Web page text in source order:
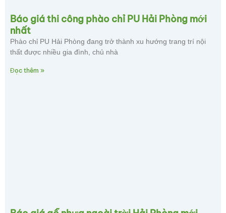
Báo giá thi công phào chỉ PU Hải Phòng mới
nhất
Phào chỉ PU Hải Phòng đang trở thành xu hướng trang trí nội
thất được nhiều gia đình, chủ nhà
Đọc thêm »